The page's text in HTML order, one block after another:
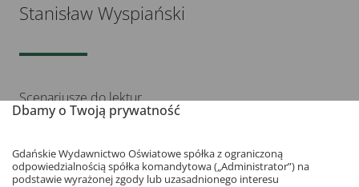
Stanisław Wyspiański
Scenariusze do lektur
Dbamy o Twoją prywatność
Gdańskie Wydawnictwo Oświatowe spółka z ograniczoną
odpowiedzialnością spółka komandytowa („Administrator”) na
podstawie wyrażonej zgody lub uzasadnionego interesu